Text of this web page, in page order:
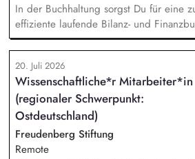
In der Buchhaltung sorgst Du für eine
effiziente laufende Bilanz- und
bearbeitest Bankgeschäfte, Kreditoren
wickelst den Zahlungsverkehr ab und
und Gehaltsabrechnung sowie im
Zudem übernimmst Du eigenständig
Kosten- und Leistungsrechnung und
bereichsübergreifende Themen ein.
20. Juli 2026
Wissenschaftliche*r Mitarbeiter*in
(regionaler Schwerpunkt:
Ostdeutschland)
Freudenberg Stiftung
Remote